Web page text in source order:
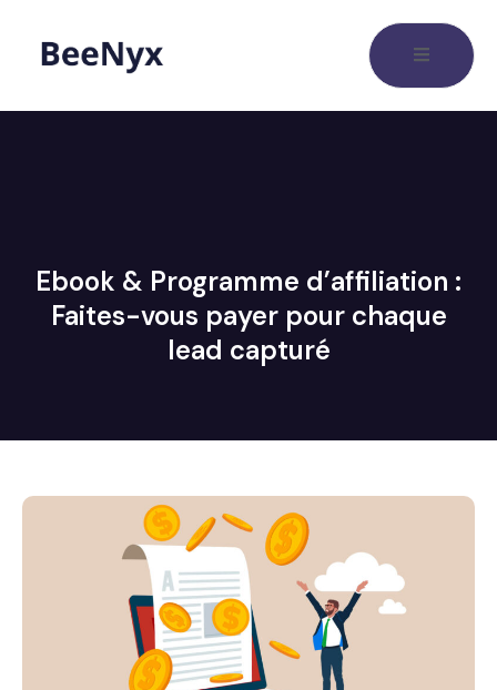
Ebook & Programme d’affiliation :
Faites-vous payer pour chaque
lead capturé